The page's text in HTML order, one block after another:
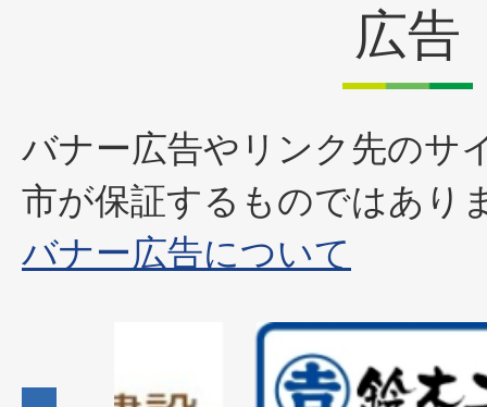
広告
バナー広告やリンク先のサ
市が保証するものではあり
バナー広告について